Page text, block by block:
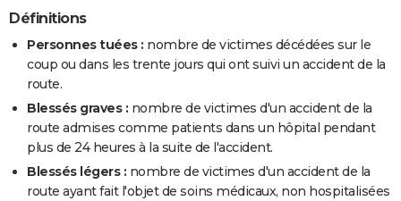
Définitions
Personnes tuées : nombre de victimes décédées sur le
coup ou dans les trente jours qui ont suivi un accident de la
route.
Blessés graves : nombre de victimes d'un accident de la
route admises comme patients dans un hôpital pendant
plus de 24 heures à la suite de l'accident.
Blessés légers : nombre de victimes d'un accident de la
route ayant fait l'objet de soins médicaux, non hospitalisées